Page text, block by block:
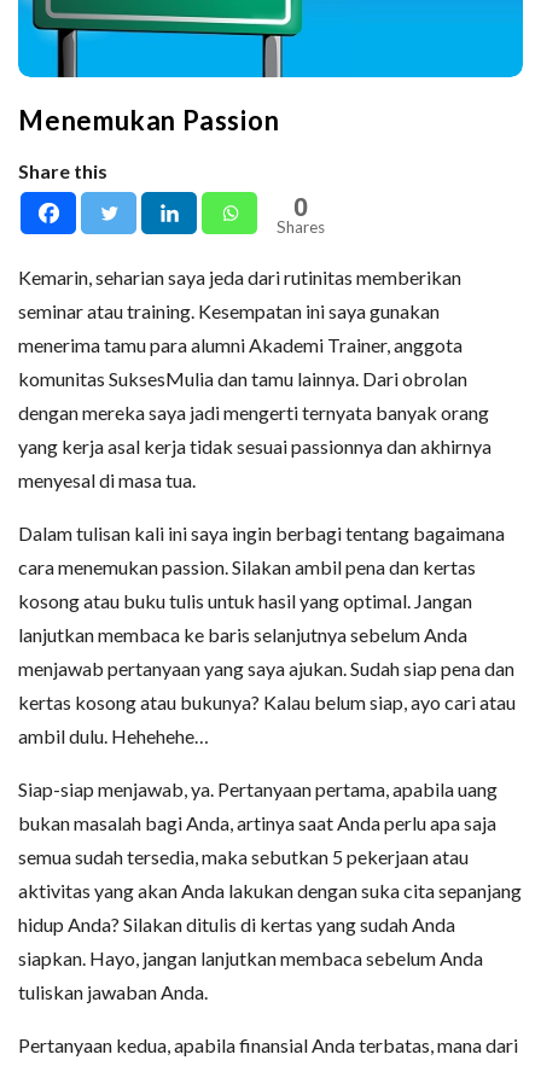
Menemukan Passion
Share this
0
Shares
Kemarin, seharian saya jeda dari rutinitas memberikan
seminar atau training. Kesempatan ini saya gunakan
menerima tamu para alumni Akademi Trainer, anggota
komunitas SuksesMulia dan tamu lainnya. Dari obrolan
dengan mereka saya jadi mengerti ternyata banyak orang
yang kerja asal kerja tidak sesuai passionnya dan akhirnya
menyesal di masa tua.
Dalam tulisan kali ini saya ingin berbagi tentang bagaimana
cara menemukan passion. Silakan ambil pena dan kertas
kosong atau buku tulis untuk hasil yang optimal. Jangan
lanjutkan membaca ke baris selanjutnya sebelum Anda
menjawab pertanyaan yang saya ajukan. Sudah siap pena dan
kertas kosong atau bukunya? Kalau belum siap, ayo cari atau
ambil dulu. Hehehehe…
Siap-siap menjawab, ya. Pertanyaan pertama, apabila uang
bukan masalah bagi Anda, artinya saat Anda perlu apa saja
semua sudah tersedia, maka sebutkan 5 pekerjaan atau
aktivitas yang akan Anda lakukan dengan suka cita sepanjang
hidup Anda? Silakan ditulis di kertas yang sudah Anda
siapkan. Hayo, jangan lanjutkan membaca sebelum Anda
tuliskan jawaban Anda.
Pertanyaan kedua, apabila finansial Anda terbatas, mana dari